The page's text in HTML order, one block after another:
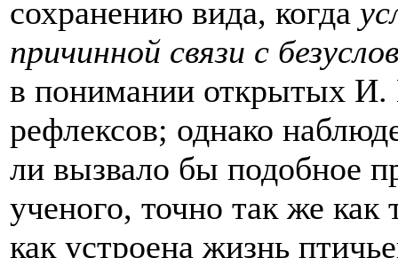
сохранению вида, когда
причинной связи с
в понимании открытых
рефлексов; однако
ли вызвало бы подобное
ученого, точно так же
как устроена жизнь